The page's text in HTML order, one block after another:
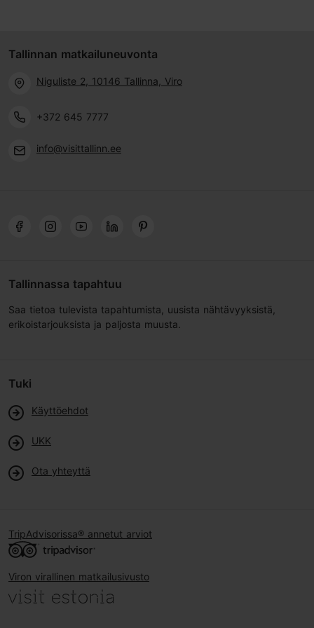
Tallinnan matkailuneuvonta
Niguliste 2, 10146 Tallinna, Viro
+372 645 7777
info@visittallinn.ee
Tallinnassa tapahtuu
Saa tietoa tulevista tapahtumista, uusista nähtävyyksistä,
erikoistarjouksista ja paljosta muusta.
Tuki
Käyttöehdot
UKK
Ota yhteyttä
TripAdvisorissa® annetut arviot
Viron virallinen matkailusivusto